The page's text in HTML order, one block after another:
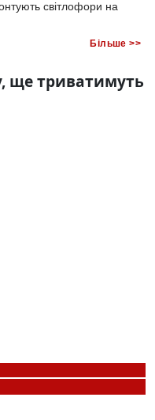
світлофори на
Більше >>
ще триватимуть